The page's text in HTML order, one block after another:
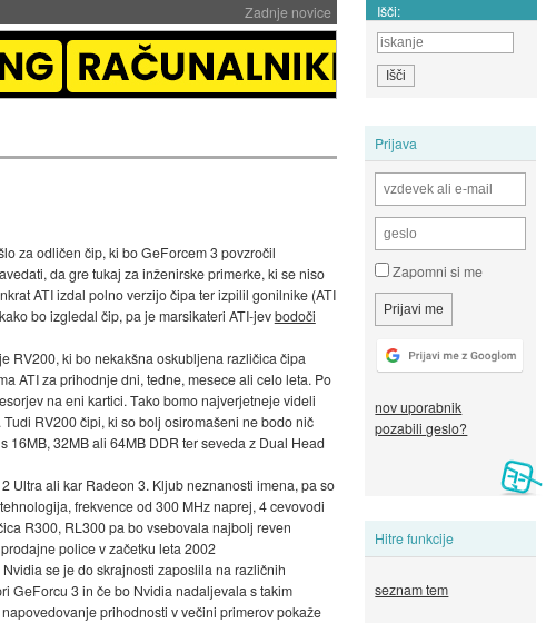
Zadnje novice Išči:
Prijava
Zapomni si me
nov uporabnik
pozabili geslo?
Hitre funkcije
seznam tem
za odličen čip, ki bo GeForcem 3 povzročil
da gre tukaj za inženirske primerke, ki se niso
ATI izdal polno verzijo čipa ter izpilil gonilnike (ATI
bo izgledal čip, pa je marsikateri ATI-jevbodoči
RV200, ki bo nekakšna oskubljena različica čipa
ATI za prihodnje dni, tedne, mesece ali celo leta. Po
na eni kartici. Tako bomo najverjetneje videli
RV200 čipi, ki so bolj osiromašeni ne bodo nič
32MB ali 64MB DDR ter seveda z Dual Head
Ultra ali kar Radeon 3. Kljub neznanosti imena, pa so
frekvence od 300 MHz naprej, 4 cevovodi
R300, RL300 pa bo vsebovala najbolj reven
police v začetku leta 2002
se je do skrajnosti zaposlila na različnih
GeForcu 3 in če bo Nvidia nadaljevala s takim
prihodnosti v večini primerov pokaže